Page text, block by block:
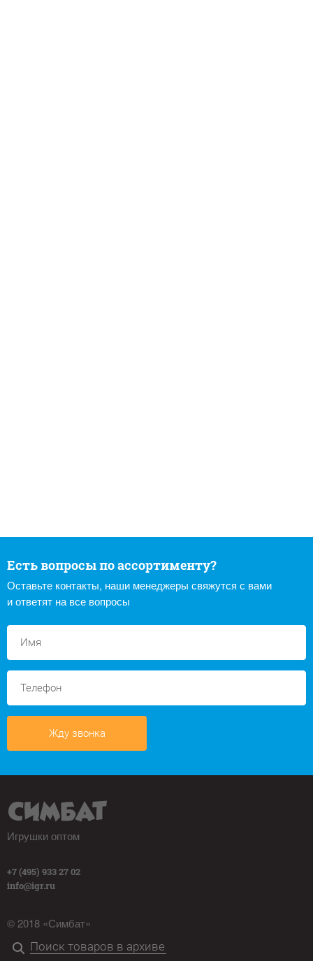
Есть вопросы по ассортименту?
Оставьте контакты, наши менеджеры свяжутся с вами
и ответят на все вопросы
Жду звонка
Игрушки оптом
+7 (495) 933 27 02
info@igr.ru
© 2018 «Симбат»